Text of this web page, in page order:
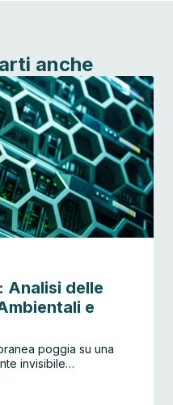
anche
Analisi delle
e
poggia su una
invisibile…